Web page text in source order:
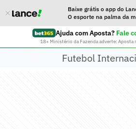
Baixe grátis o app do
O esporte na palma da
Ajuda com Aposta? Fale
18+ Ministério da Fazenda adverte: Aposta
Futebol